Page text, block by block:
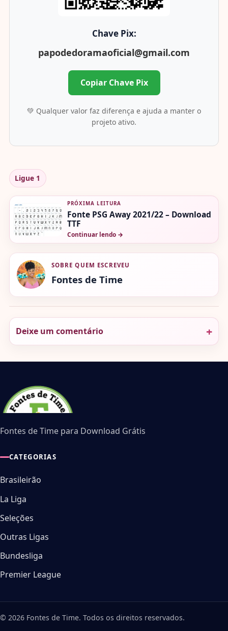
Chave Pix:
papodedoramaoficial@gmail.com
Copiar Chave Pix
💚 Qualquer valor faz diferença e ajuda a manter o
projeto ativo.
Ligue 1
PRÓXIMA LEITURA
Fonte PSG Away 2021/22 – Download
TTF
Continuar lendo →
SOBRE QUEM ESCREVEU
Fontes de Time
Deixe um comentário
Fontes de Time para Download Grátis
CATEGORIAS
Brasileirão
La Liga
Seleções
Outras Ligas
Bundesliga
Premier League
© 2026 Fontes de Time. Todos os direitos reservados.